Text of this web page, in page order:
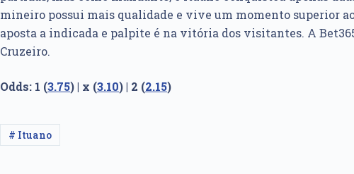
mineiro possui mais qualidade e vive um momento superior
aposta a indicada e palpite é na vitória dos visitantes. A
Cruzeiro.
Odds: 1 (3.75) | x (3.10) | 2 (2.15)
# Ituano